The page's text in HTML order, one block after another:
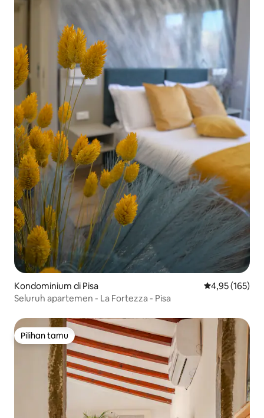
Kondominium di Pisa Nilai rata-rata
4,95 (165)
Seluruh apartemen - La Fortezza - Pisa
Pilihan tamu
Pilihan tamu